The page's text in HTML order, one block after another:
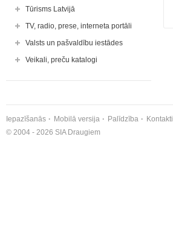
Tūrisms Latvijā
TV, radio, prese, interneta portāli
Valsts un pašvaldību iestādes
Veikali, preču katalogi
Iepazīšanās Mobilā versija Palīdzība Kontakti
© 2004 - 2026 SIA Draugiem